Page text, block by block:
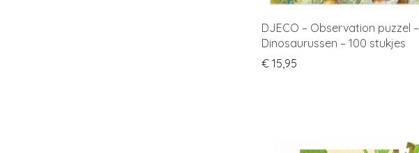
DJECO – Observation puzzel –
Dinosaurussen – 100 stukjes
€15,95